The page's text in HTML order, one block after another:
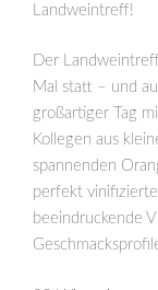
Landweintreff!
Der
Mal statt – und
großartiger Tag
Kollegen aus
spannenden
perfekt
beeindruckende